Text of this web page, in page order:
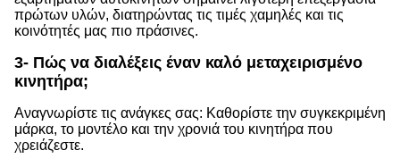
πρώτων υλών, διατηρώντας τις τιμές χαμηλές και τις
κοινότητές μας πιο πράσινες.
3- Πώς να διαλέξεις έναν καλό μεταχειρισμένο
κινητήρα;
Αναγνωρίστε τις ανάγκες σας: Καθορίστε την συγκεκριμένη
μάρκα, το μοντέλο και την χρονιά του κινητήρα που
χρειάζεστε.